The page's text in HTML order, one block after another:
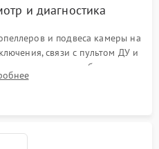
и диагностика
и подвеса камеры на
связи с пультом ДУ и
логов ошибок через
характера неисправности.